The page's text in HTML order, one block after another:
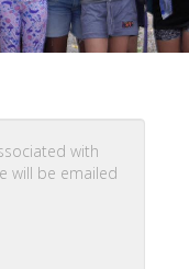
with
will be emailed